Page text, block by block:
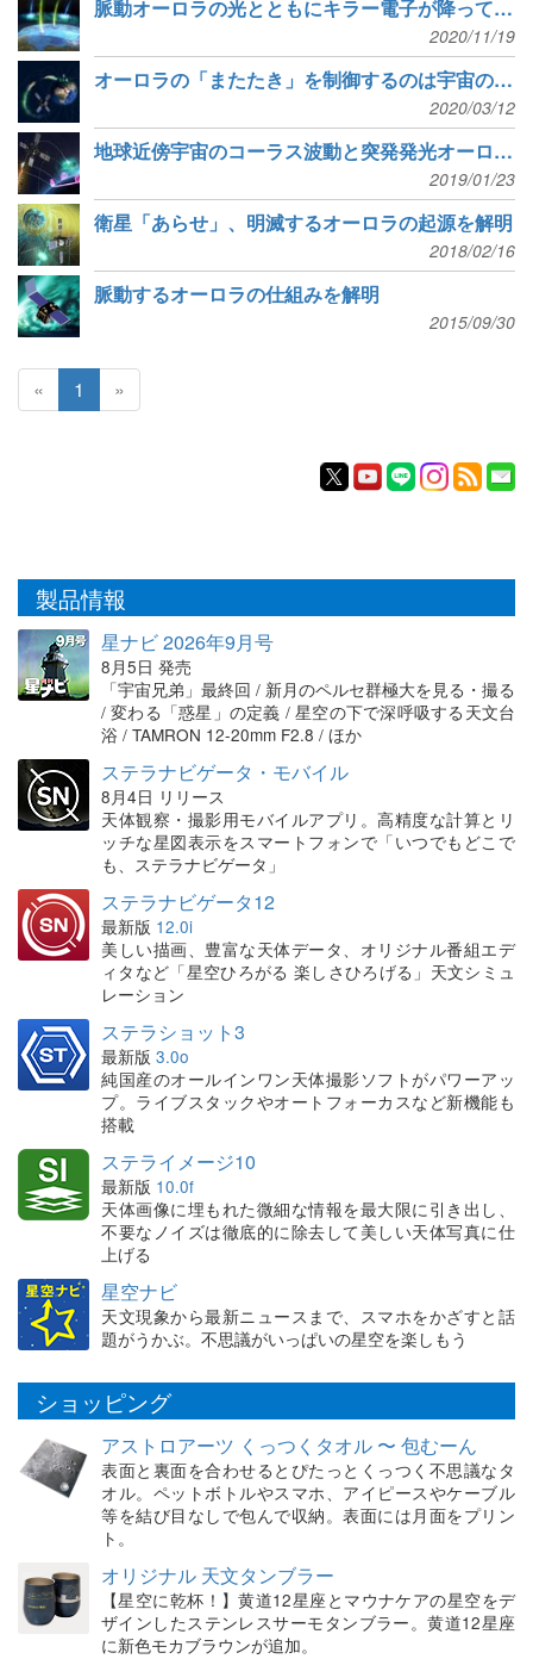
脈動オーロラの光とともにキラー電子が降ってくる
2020/11/19
オーロラの「またたき」を制御するのは宇宙の「さえずり」
2020/03/12
地球近傍宇宙のコーラス波動と突発発光オーロラの同時観測に成功
2019/01/23
衛星「あらせ」、明滅するオーロラの起源を解明
2018/02/16
脈動するオーロラの仕組みを解明
2015/09/30
« 1 »
製品情報
星ナビ 2026年9月号
8月5日 発売
「宇宙兄弟」最終回 / 新月のペルセ群極大を見る・撮る
/ 変わる「惑星」の定義 / 星空の下で深呼吸する天文台
浴 / TAMRON 12-20mm F2.8 / ほか
ステラナビゲータ・モバイル
8月4日 リリース
天体観察・撮影用モバイルアプリ。高精度な計算とリ
ッチな星図表示をスマートフォンで「いつでもどこで
も、ステラナビゲータ」
ステラナビゲータ12
最新版 12.0i
美しい描画、豊富な天体データ、オリジナル番組エデ
ィタなど「星空ひろがる 楽しさひろげる」天文シミュ
レーション
ステラショット3
最新版 3.0o
純国産のオールインワン天体撮影ソフトがパワーアッ
プ。ライブスタックやオートフォーカスなど新機能も
搭載
ステライメージ10
最新版 10.0f
天体画像に埋もれた微細な情報を最大限に引き出し、
不要なノイズは徹底的に除去して美しい天体写真に仕
上げる
星空ナビ
天文現象から最新ニュースまで、スマホをかざすと話
題がうかぶ。不思議がいっぱいの星空を楽しもう
ショッピング
アストロアーツ くっつくタオル 〜 包むーん
表面と裏面を合わせるとぴたっとくっつく不思議なタ
オル。ペットボトルやスマホ、アイピースやケーブル
等を結び目なしで包んで収納。表面には月面をプリン
ト。
オリジナル 天文タンブラー
【星空に乾杯！】黄道12星座とマウナケアの星空をデ
ザインしたステンレスサーモタンブラー。黄道12星座
に新色モカブラウンが追加。